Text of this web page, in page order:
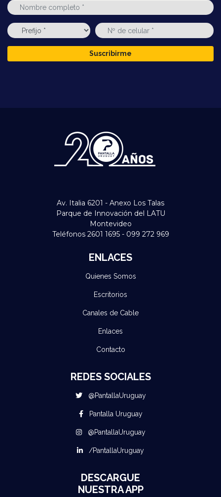
Suscribirme
Av. Italia 6201 - Anexo Los Talas
Parque de Innovación del LATU
Montevideo
Teléfonos 2601 1695 - 099 272 969
ENLACES
Quienes Somos
Escritorios
Canales de Cable
Enlaces
Contacto
REDES SOCIALES
@PantallaUruguay
Pantalla Uruguay
@PantallaUruguay
/PantallaUruguay
DESCARGUE
NUESTRA APP